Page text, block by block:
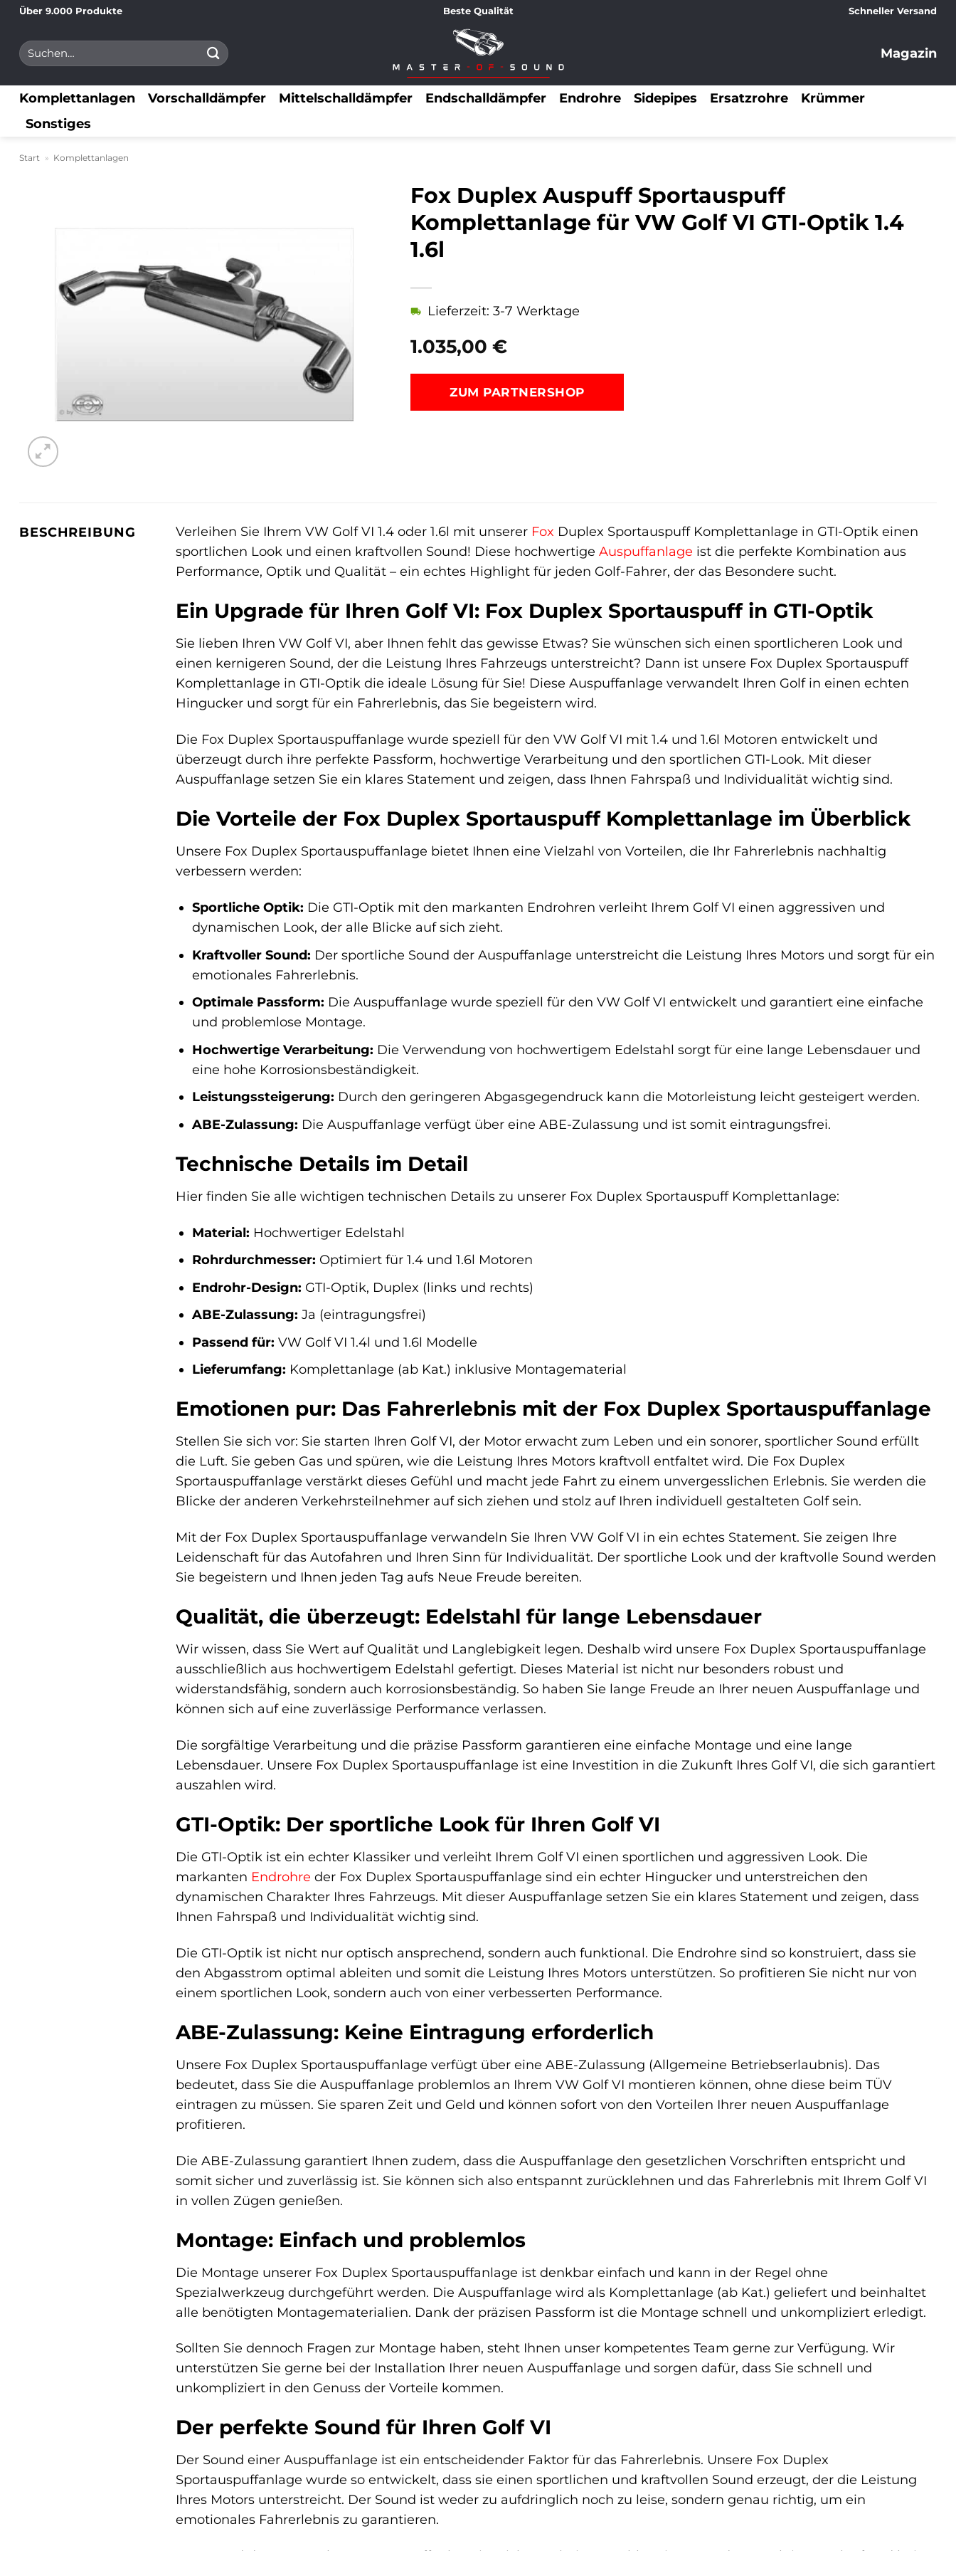
Zum
springen
Über 9.000 Produkte Beste Qualität Schneller Versand
Suchen
nach:
Magazin
Komplettanlagen Vorschalldämpfer Mittelschalldämpfer Endschalldämpfer Endrohre Sidepipes Ersatzrohre
Krümmer
Sonstiges
Start » Komplettanlagen
Fox Duplex Auspuff Sportauspuff
Komplettanlage für VW Golf VI GTI-Optik 1.4
1.6l
1.035,00 €
Lieferzeit: 3-7 Werktage
ZUM PARTNERSHOP
BESCHREIBUNG Verleihen Sie Ihrem VW Golf VI 1.4 oder 1.6l mit unserer Fox Duplex Sportauspuff Komplettanlage in GTI-Optik einen
sportlichen Look und einen kraftvollen Sound! Diese hochwertige Auspuffanlage ist die perfekte Kombination aus
Performance, Optik und Qualität – ein echtes Highlight für jeden Golf-Fahrer, der das Besondere sucht.
Ein Upgrade für Ihren Golf VI: Fox Duplex Sportauspuff in GTI-Optik
Sie lieben Ihren VW Golf VI, aber Ihnen fehlt das gewisse Etwas? Sie wünschen sich einen sportlicheren Look und
einen kernigeren Sound, der die Leistung Ihres Fahrzeugs unterstreicht? Dann ist unsere Fox Duplex Sportauspuff
Komplettanlage in GTI-Optik die ideale Lösung für Sie! Diese Auspuffanlage verwandelt Ihren Golf in einen echten
Hingucker und sorgt für ein Fahrerlebnis, das Sie begeistern wird.
Die Fox Duplex Sportauspuffanlage wurde speziell für den VW Golf VI mit 1.4 und 1.6l Motoren entwickelt und
überzeugt durch ihre perfekte Passform, hochwertige Verarbeitung und den sportlichen GTI-Look. Mit dieser
Auspuffanlage setzen Sie ein klares Statement und zeigen, dass Ihnen Fahrspaß und Individualität wichtig sind.
Die Vorteile der Fox Duplex Sportauspuff Komplettanlage im Überblick
Unsere Fox Duplex Sportauspuffanlage bietet Ihnen eine Vielzahl von Vorteilen, die Ihr Fahrerlebnis nachhaltig
verbessern werden:
Sportliche Optik: Die GTI-Optik mit den markanten Endrohren verleiht Ihrem Golf VI einen aggressiven und
dynamischen Look, der alle Blicke auf sich zieht.
Kraftvoller Sound: Der sportliche Sound der Auspuffanlage unterstreicht die Leistung Ihres Motors und sorgt für ein
emotionales Fahrerlebnis.
Optimale Passform: Die Auspuffanlage wurde speziell für den VW Golf VI entwickelt und garantiert eine einfache
und problemlose Montage.
Hochwertige Verarbeitung: Die Verwendung von hochwertigem Edelstahl sorgt für eine lange Lebensdauer und
eine hohe Korrosionsbeständigkeit.
Leistungssteigerung: Durch den geringeren Abgasgegendruck kann die Motorleistung leicht gesteigert werden.
ABE-Zulassung: Die Auspuffanlage verfügt über eine ABE-Zulassung und ist somit eintragungsfrei.
Technische Details im Detail
Hier finden Sie alle wichtigen technischen Details zu unserer Fox Duplex Sportauspuff Komplettanlage:
Material: Hochwertiger Edelstahl
Rohrdurchmesser: Optimiert für 1.4 und 1.6l Motoren
Endrohr-Design: GTI-Optik, Duplex (links und rechts)
ABE-Zulassung: Ja (eintragungsfrei)
Passend für: VW Golf VI 1.4l und 1.6l Modelle
Lieferumfang: Komplettanlage (ab Kat.) inklusive Montagematerial
Emotionen pur: Das Fahrerlebnis mit der Fox Duplex Sportauspuffanlage
Stellen Sie sich vor: Sie starten Ihren Golf VI, der Motor erwacht zum Leben und ein sonorer, sportlicher Sound erfüllt
die Luft. Sie geben Gas und spüren, wie die Leistung Ihres Motors kraftvoll entfaltet wird. Die Fox Duplex
Sportauspuffanlage verstärkt dieses Gefühl und macht jede Fahrt zu einem unvergesslichen Erlebnis. Sie werden die
Blicke der anderen Verkehrsteilnehmer auf sich ziehen und stolz auf Ihren individuell gestalteten Golf sein.
Mit der Fox Duplex Sportauspuffanlage verwandeln Sie Ihren VW Golf VI in ein echtes Statement. Sie zeigen Ihre
Leidenschaft für das Autofahren und Ihren Sinn für Individualität. Der sportliche Look und der kraftvolle Sound werden
Sie begeistern und Ihnen jeden Tag aufs Neue Freude bereiten.
Qualität, die überzeugt: Edelstahl für lange Lebensdauer
Wir wissen, dass Sie Wert auf Qualität und Langlebigkeit legen. Deshalb wird unsere Fox Duplex Sportauspuffanlage
ausschließlich aus hochwertigem Edelstahl gefertigt. Dieses Material ist nicht nur besonders robust und
widerstandsfähig, sondern auch korrosionsbeständig. So haben Sie lange Freude an Ihrer neuen Auspuffanlage und
können sich auf eine zuverlässige Performance verlassen.
Die sorgfältige Verarbeitung und die präzise Passform garantieren eine einfache Montage und eine lange
Lebensdauer. Unsere Fox Duplex Sportauspuffanlage ist eine Investition in die Zukunft Ihres Golf VI, die sich garantiert
auszahlen wird.
GTI-Optik: Der sportliche Look für Ihren Golf VI
Die GTI-Optik ist ein echter Klassiker und verleiht Ihrem Golf VI einen sportlichen und aggressiven Look. Die
markanten Endrohre der Fox Duplex Sportauspuffanlage sind ein echter Hingucker und unterstreichen den
dynamischen Charakter Ihres Fahrzeugs. Mit dieser Auspuffanlage setzen Sie ein klares Statement und zeigen, dass
Ihnen Fahrspaß und Individualität wichtig sind.
Die GTI-Optik ist nicht nur optisch ansprechend, sondern auch funktional. Die Endrohre sind so konstruiert, dass sie
den Abgasstrom optimal ableiten und somit die Leistung Ihres Motors unterstützen. So profitieren Sie nicht nur von
einem sportlichen Look, sondern auch von einer verbesserten Performance.
ABE-Zulassung: Keine Eintragung erforderlich
Unsere Fox Duplex Sportauspuffanlage verfügt über eine ABE-Zulassung (Allgemeine Betriebserlaubnis). Das
bedeutet, dass Sie die Auspuffanlage problemlos an Ihrem VW Golf VI montieren können, ohne diese beim TÜV
eintragen zu müssen. Sie sparen Zeit und Geld und können sofort von den Vorteilen Ihrer neuen Auspuffanlage
profitieren.
Die ABE-Zulassung garantiert Ihnen zudem, dass die Auspuffanlage den gesetzlichen Vorschriften entspricht und
somit sicher und zuverlässig ist. Sie können sich also entspannt zurücklehnen und das Fahrerlebnis mit Ihrem Golf VI
in vollen Zügen genießen.
Montage: Einfach und problemlos
Die Montage unserer Fox Duplex Sportauspuffanlage ist denkbar einfach und kann in der Regel ohne
Spezialwerkzeug durchgeführt werden. Die Auspuffanlage wird als Komplettanlage (ab Kat.) geliefert und beinhaltet
alle benötigten Montagematerialien. Dank der präzisen Passform ist die Montage schnell und unkompliziert erledigt.
Sollten Sie dennoch Fragen zur Montage haben, steht Ihnen unser kompetentes Team gerne zur Verfügung. Wir
unterstützen Sie gerne bei der Installation Ihrer neuen Auspuffanlage und sorgen dafür, dass Sie schnell und
unkompliziert in den Genuss der Vorteile kommen.
Der perfekte Sound für Ihren Golf VI
Der Sound einer Auspuffanlage ist ein entscheidender Faktor für das Fahrerlebnis. Unsere Fox Duplex
Sportauspuffanlage wurde so entwickelt, dass sie einen sportlichen und kraftvollen Sound erzeugt, der die Leistung
Ihres Motors unterstreicht. Der Sound ist weder zu aufdringlich noch zu leise, sondern genau richtig, um ein
emotionales Fahrerlebnis zu garantieren.